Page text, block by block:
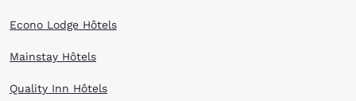
Econo Lodge Hôtels
Mainstay Hôtels
Quality Inn Hôtels